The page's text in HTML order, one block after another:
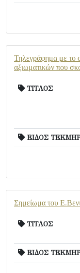
Τηλεγράφημα με το
αξιωματικών που
ΤΙΤΛΟΣ
ΕΙΔΟΣ
Σημείωμα του
ΤΙΤΛΟΣ
ΕΙΔΟΣ